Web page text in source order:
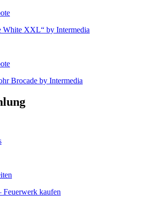
White XXL“ by Intermedia
Brocade by Intermedia
Feuerwerk kaufen